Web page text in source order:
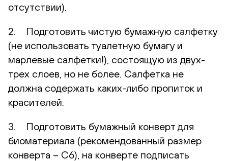
отсутствии).
2. Подготовить чистую бумажную салфетку
(не использовать туалетную бумагу и
марлевые салфетки!), состоящую из двух-
трех слоев, но не более. Салфетка не
должна содержать каких-либо пропиток и
красителей.
3. Подготовить бумажный конверт для
биоматериала (рекомендованный размер
конверта – С6), на конверте подписать